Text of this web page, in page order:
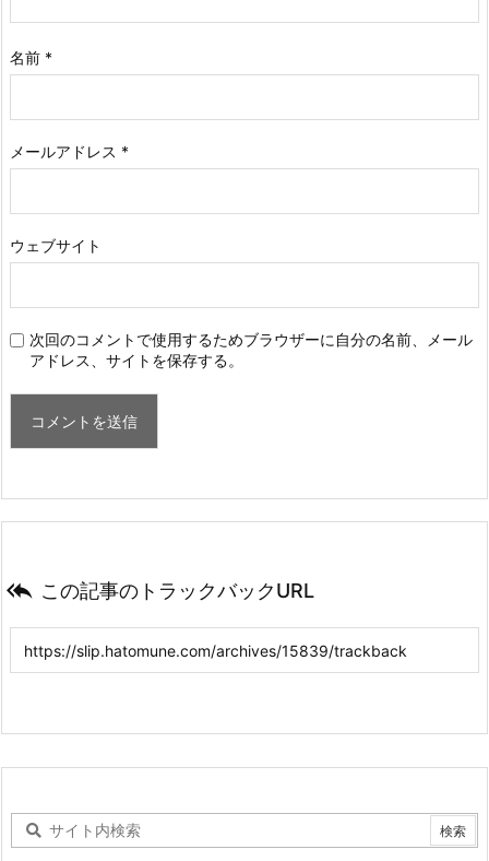
名前 *
メールアドレス *
ウェブサイト
次回のコメントで使用するためブラウザーに自分の名前、メール
アドレス、サイトを保存する。
 この記事のトラックバックURL